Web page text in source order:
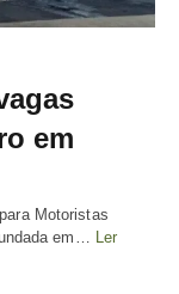
em
Motoristas
em…
Ler